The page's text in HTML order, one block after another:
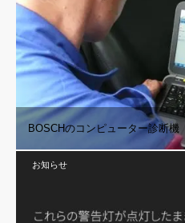
BOSCHのコンピューター診断機
お知らせ